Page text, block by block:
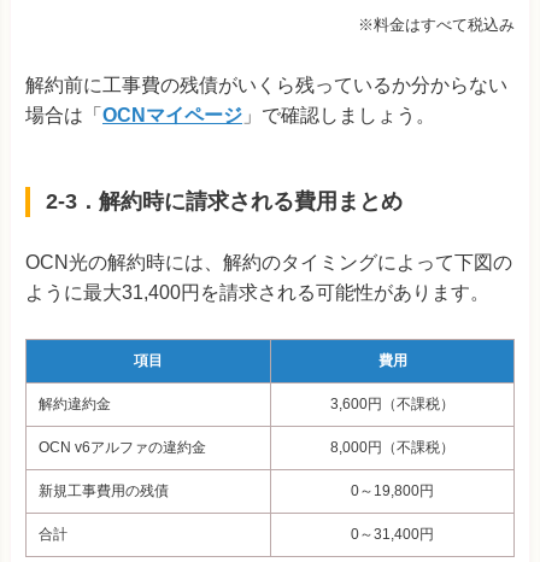
※料金はすべて税込み
解約前に工事費の残債がいくら残っているか分からない
場合は「 OCNマイページ 」で確認しましょう。
2-3．解約時に請求される費用まとめ
OCN光の解約時には、解約のタイミングによって下図の
ように最大31,400円を請求される可能性があります。
項目 費用
解約違約金 3,600円（不課税）
OCN v6アルファの違約金 8,000円（不課税）
新規工事費用の残債 0～19,800円
合計 0～31,400円